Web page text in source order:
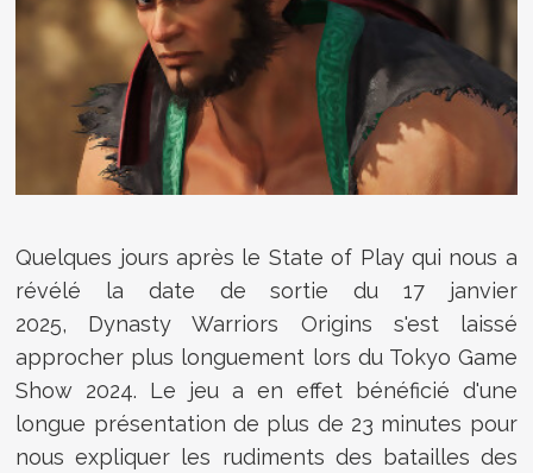
Quelques jours après le State of Play qui nous a
révélé la date de sortie du 17 janvier
2025, Dynasty Warriors Origins s'est laissé
approcher plus longuement lors du Tokyo Game
Show 2024. Le jeu a en effet bénéficié d'une
longue présentation de plus de 23 minutes pour
nous expliquer les rudiments des batailles des